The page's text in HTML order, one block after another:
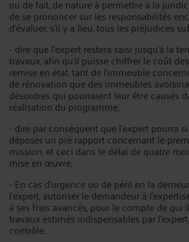
ou de fait, de nature à permettre à la
de se prononcer sur les responsabilités
d'évaluer, s'il y a lieu, tous les préjudices
- dire que l'expert restera saisi jusqu'à la
travaux, afin qu'il puisse chiffrer le coût
remise en état, tant de l'immeuble
de rénovation que des immeubles
désordres qui pourraient leur être causés
réalisation du programme,
- dire par conséquent que l'expert pourra
déposer un pré rapport concernant le
mission, et ceci dans le délai de quatre
mise en œuvre,
- En cas d'urgence ou de péril en la
l'expert, autoriser le demandeur à
à ses frais avancés, pour le compte de qui
travaux estimés indispensables par
contrôle.